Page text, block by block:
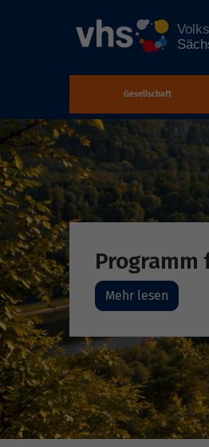
Zum Hauptinhalt springen
Gesellschaft
Mehr lesen